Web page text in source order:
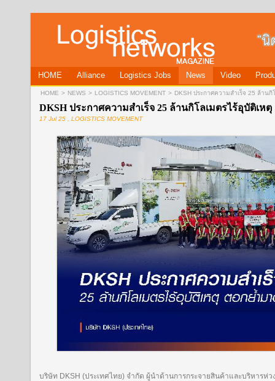
HOME Alliance Logistics Jobs News Video
HOME > NEWS > LOGISTICS MOVEMENT > DKSH ประกาศความสำเร็จ 25 ล้าน
DKSH ประกาศความสำเร็จ 25 ล้านกิโลเมตรไร้อุบัติเ
17 Jul 25 , LOGISTICS MOVEMENT
บริษัท DKSH (ประเทศไทย) จำกัด ผู้นำด้านการกระจายสินค้าและบริหารห่